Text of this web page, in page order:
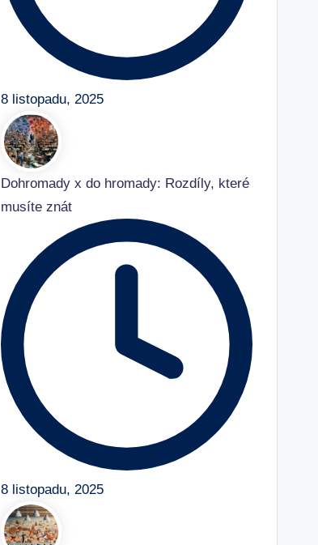
8 listopadu, 2025
Dohromady x do hromady: Rozdíly, které
musíte znát
8 listopadu, 2025